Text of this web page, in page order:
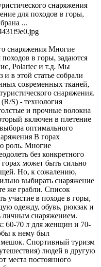
снаряжения
для походов в горы,
...
снаряжения Многие
в горы, задаются
Polartec и т.д. Мы
в этой статье собрали
современных тканей,
снаряжения.
S) - технология
и прочные волокна
включен в плетение
оптимального
В горах
роль. Многие
без конкретного
может быть сильно
Но, к сожалению,
выбирать снаряжение
же грабли. Список
участие в походе в горы,
одежду, обувь, рюкзак и
личным снаряжением.
60-70 л для женщин и 70-
к нему был
Спортивный туризм
людей в другую
места постоянного